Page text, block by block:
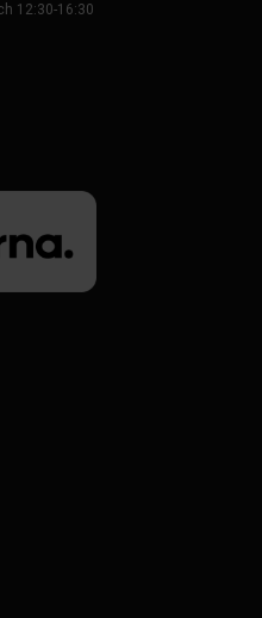
12:30-16:30